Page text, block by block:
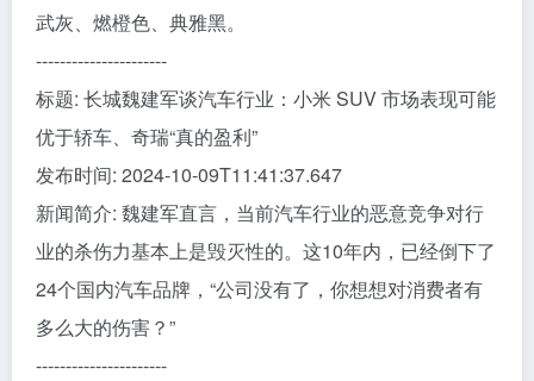
武灰、燃橙色、典雅黑。
----------------------
标题: 长城魏建军谈汽车行业：小米 SUV 市场表现可能
优于轿车、奇瑞“真的盈利”
发布时间: 2024-10-09T11:41:37.647
新闻简介: 魏建军直言，当前汽车行业的恶意竞争对行
业的杀伤力基本上是毁灭性的。这10年内，已经倒下了
24个国内汽车品牌，“公司没有了，你想想对消费者有
多么大的伤害？”
----------------------